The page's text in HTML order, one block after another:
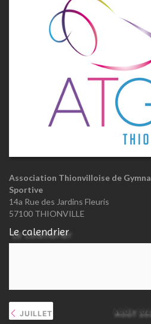
Association Thionvilloise de
Sportive
14a Rue des Jardins Fleuris
57100 THIONVILLE
Le calendrier
JUILLET AOÛT